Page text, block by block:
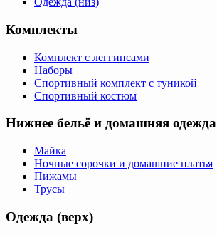
Комплекты
Комплект с леггинсами
Наборы
Спортивный комплект с туникой
Спортивный костюм
Нижнее бельё и домашняя одежда
Майка
Ночные сорочки и домашние платья
Пижамы
Трусы
Одежда (верх)